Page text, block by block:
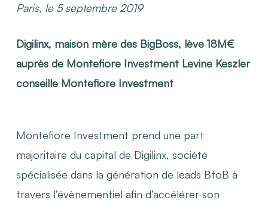
Paris, le 5 septembre 2019
Digilinx, maison mère des BigBoss, lève 18M€
auprès de Montefiore Investment Levine Keszler
conseille Montefiore Investment
Montefiore Investment prend une part
majoritaire du capital de Digilinx, société
spécialisée dans la génération de leads BtoB à
travers l’évènementiel afin d’accélérer son